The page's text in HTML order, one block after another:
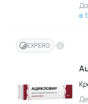
в
EXPERO